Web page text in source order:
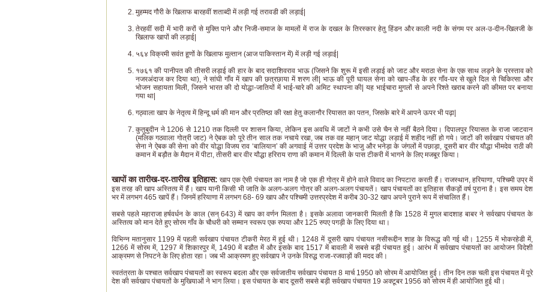
मुहम्मद गौरी के खिलाफ बारहवीं शताब्दी में लड़ी गई तरावडी की लड़ाई|
तेरहवीं सदी में भारी करों से मुक्ति पाने और निजी-समाज के मामलों में राज के दखल के तिरस्कार हेतु हिंडन और काली नदी के संगम पर अल-उ-दीन-खिलजी के
खिलाफ खापों की लड़ाई|
५६४ विक्रमी सवंत हूणों के खिलाफ मुल्तान (आज पाकिस्तान में) में लड़ी गई लड़ाई|
१७६१ की पानीपत की तीसरी लड़ाई की हार के बाद सदाशिवराव भाऊ (जिसने कि शुरू में इसी लड़ाई को जाट और मराठा सेना के एक साथ लड़ने के प्रस्ताव को
नजरअंदाज कर दिया था), ने सांघी गाँव में खाप की छत्रछाया में शरण ली| भाऊ की पूरी घायल सेना को खाप-लैंड के हर गाँव-घर से खुले दिल से चिकित्सा और
भोजन सहायता मिली, जिसने भारत की दो योद्धा-जातियों में भाई-चारे की अमिट स्थापना की| यह भाईचारा मुगलों से अपने रिश्ते खराब करने की कीमत पर बनाया
गया था|
गठ्वाला खाप के नेतृत्व में हिन्दू धर्म की मान और प्रतिष्ठा की रक्षा हेतु कलानौर रियासत का पतन, जिसके बारे में आपने ऊपर भी पढ़ा|
कुतुबुदीन ने 1206 से 1210 तक दिल्ली पर शासन किया, लेकिन इस अवधि में जाटों ने कभी उसे चैन से नहीं बैठने दिया। दिपालपुर रियासत के राजा जाटवान
(मलिक गठवाला गोत्री जाट) ने ऐबक को पूरे तीन साल तक नचाये रखा, जब तक वह महान् जाट योद्धा लड़ाई में शहीद नहीं हो गये। जाटों की सर्वखाप पंचायत की
सेना ने ऐबक की सेना को वीर योद्धा विजय राव ‘बालियान’ की अगवाई में उत्तर प्रदेश के भाजु और भनेड़ा के जंगलों में पछाड़ा, दूसरी बार वीर यौद्धा भीमदेव राठी की
कमान में बड़ौत के मैदान में पीटा, तीसरी बार वीर यौद्धा हरिराय राणा की कमान में दिल्ली के पास टीकरी में भागने के लिए मजबूर किया।
खापों का तारीख-दर-तारीख इतिहास: खाप एक ऐसी पंचायत का नाम है जो एक ही गोत्र में होने वाले विवाद का निपटारा करती हैं। राजस्थान, हरियाणा, पश्चिमी उप्र में
इस तरह की खाप अस्तित्व में हैं। खाप यानी किसी भी जाति के अलग-अलग गोत्र की अलग-अलग पंचायतें। खाप पंचायतों का इतिहास सैकड़ों वर्ष पुराना है। इस समय देश
भर में लगभग 465 खापें हैं। जिनमें हरियाणा में लगभग 68- 69 खाप और पश्चिमी उत्तरप्रदेश में करीब 30-32 खाप अपने पुराने रूप में संचालित हैं।
सबसे पहले महाराजा हर्षवर्धन के काल (सन् 643) में खाप का वर्णन मिलता है। इसके अलावा जानकारी मिलती है कि 1528 में मुगल बादशाह बाबर ने सर्वखाप पंचायत के
अस्तित्व को मान देते हुए सोरम गाँव के चौधरी को सम्मान स्वरूप एक रुपया और 125 रुपए पगड़ी के ‍लिए दिया था।
विभिन्न मतानुसार 1199 में पहली सर्वखाप पंचायत टीकरी मेरठ में हुई थी। 1248 में दूसरी खाप पंचायत नसीरूद्दीन शाह के विरूद्ध की गई थी। 1255 में भोकरहेडी में,
1266 में सोरम में, 1297 में शिकारपुर में, 1490 में बडौत में और इसके बाद 1517 में बावली में सबसे बड़ी पंचायत हुई। आरंभ में सर्वखाप पंचायतों का आयोजन विदेशी
आक्रमण से निपटने के लिए होता रहा। जब भी आक्रमण हुए सर्वखाप ने उनके विरुद्ध राजा-रजवाड़ों की मदद की।
स्वतंत्रता के पश्चात सर्वखाप पंचायतों का स्वरूप बदला और एक सर्वजातीय सर्वखाप पंचायत 8 मार्च 1950 को सोरम में आयोजित हुई। तीन दिन तक चली इस पंचायत में पूरे
देश की सर्वखाप पंचायतों के मुखियाओं ने भाग लिया। इस पंचायत के बाद दूसरी सबसे बड़ी सर्वखाप पंचायत 19 अक्टूबर 1956 को सोरम में ही आयोजित हुई थी।